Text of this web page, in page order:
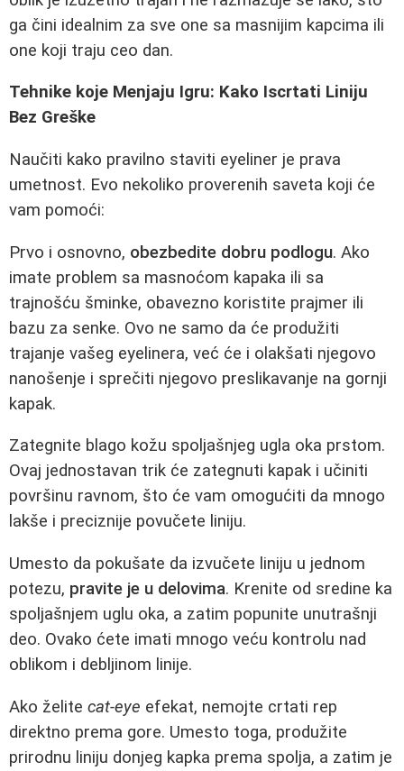
ga čini idealnim za sve one sa masnijim kapcima ili
one koji traju ceo dan.
Tehnike koje Menjaju Igru: Kako Iscrtati Liniju
Bez Greške
Naučiti kako pravilno staviti eyeliner je prava
umetnost. Evo nekoliko proverenih saveta koji će
vam pomoći:
Prvo i osnovno, obezbedite dobru podlogu. Ako
imate problem sa masnoćom kapaka ili sa
trajnošću šminke, obavezno koristite prajmer ili
bazu za senke. Ovo ne samo da će produžiti
trajanje vašeg eyelinera, već će i olakšati njegovo
nanošenje i sprečiti njegovo preslikavanje na gornji
kapak.
Zategnite blago kožu spoljašnjeg ugla oka prstom.
Ovaj jednostavan trik će zategnuti kapak i učiniti
površinu ravnom, što će vam omogućiti da mnogo
lakše i preciznije povučete liniju.
Umesto da pokušate da izvučete liniju u jednom
potezu, pravite je u delovima. Krenite od sredine ka
spoljašnjem uglu oka, a zatim popunite unutrašnji
deo. Ovako ćete imati mnogo veću kontrolu nad
oblikom i debljinom linije.
Ako želite cat-eye efekat, nemojte crtati rep
direktno prema gore. Umesto toga, produžite
prirodnu liniju donjeg kapka prema spolja, a zatim je